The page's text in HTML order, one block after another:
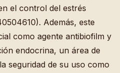
el control del estrés
Además, este
como agente antibiofilm y
endocrina, un área de
seguridad de su uso como